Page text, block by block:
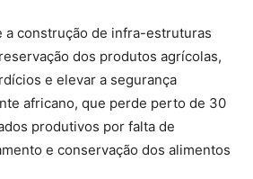
a construção de infra-estruturas
dos produtos agrícolas,
e elevar a segurança
africano, que perde perto de 30
produtivos por falta de
e conservação dos alimentos